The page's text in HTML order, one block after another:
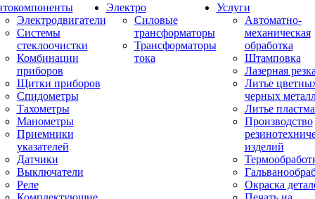
Электродвигатели
Системы
стеклоочистки
Комбинации
приборов
Щитки приборов
Спидометры
Тахометры
Манометры
Приемники
указателей
Датчики
Выключатели
Реле
Электро
Силовые
трансформаторы
Трансформаторы
тока
Услуги
Автоматно-
механическая
обработка
Штамповка
Лазерная
Литье
черных
Литье
Производство
изделий
Окраска